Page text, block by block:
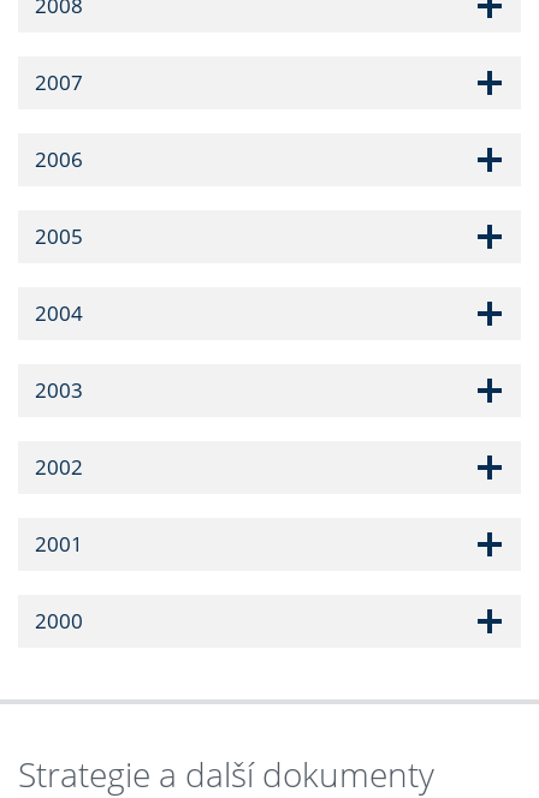
2008
2007
2006
2005
2004
2003
2002
2001
2000
Strategie a další dokumenty